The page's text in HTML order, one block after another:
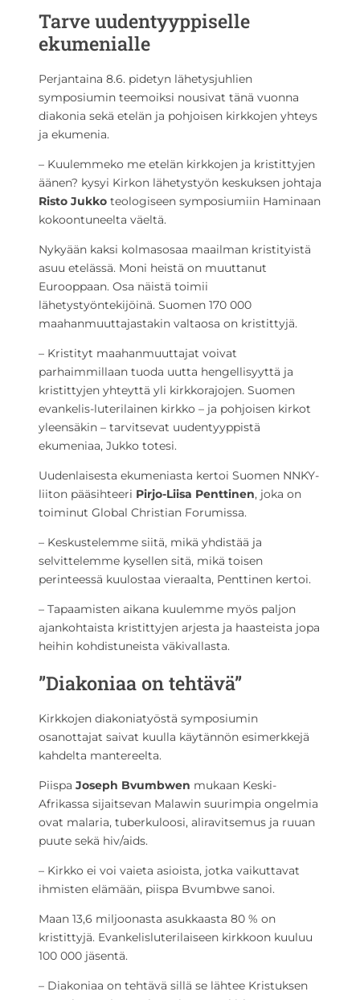
Tarve uudentyyppiselle
ekumenialle
Perjantaina 8.6. pidetyn lähetysjuhlien
symposiumin teemoiksi nousivat tänä vuonna
diakonia sekä etelän ja pohjoisen kirkkojen yhteys
ja ekumenia.
– Kuulemmeko me etelän kirkkojen ja kristittyjen
äänen? kysyi Kirkon lähetystyön keskuksen johtaja
Risto Jukko teologiseen symposiumiin Haminaan
kokoontuneelta väeltä.
Nykyään kaksi kolmasosaa maailman kristityistä
asuu etelässä. Moni heistä on muuttanut
Eurooppaan. Osa näistä toimii
lähetystyöntekijöinä. Suomen 170 000
maahanmuuttajastakin valtaosa on kristittyjä.
– Kristityt maahanmuuttajat voivat
parhaimmillaan tuoda uutta hengellisyyttä ja
kristittyjen yhteyttä yli kirkkorajojen. Suomen
evankelis-luterilainen kirkko – ja pohjoisen kirkot
yleensäkin – tarvitsevat uudentyyppistä
ekumeniaa, Jukko totesi.
Uudenlaisesta ekumeniasta kertoi Suomen NNKY-
liiton pääsihteeri Pirjo-Liisa Penttinen, joka on
toiminut Global Christian Forumissa.
– Keskustelemme siitä, mikä yhdistää ja
selvittelemme kysellen sitä, mikä toisen
perinteessä kuulostaa vieraalta, Penttinen kertoi.
– Tapaamisten aikana kuulemme myös paljon
ajankohtaista kristittyjen arjesta ja haasteista jopa
heihin kohdistuneista väkivallasta.
”Diakoniaa on tehtävä”
Kirkkojen diakoniatyöstä symposiumin
osanottajat saivat kuulla käytännön esimerkkejä
kahdelta mantereelta.
Piispa Joseph Bvumbwen mukaan Keski-
Afrikassa sijaitsevan Malawin suurimpia ongelmia
ovat malaria, tuberkuloosi, aliravitsemus ja ruuan
puute sekä hiv/aids.
– Kirkko ei voi vaieta asioista, jotka vaikuttavat
ihmisten elämään, piispa Bvumbwe sanoi.
Maan 13,6 miljoonasta asukkaasta 80 % on
kristittyjä. Evankelisluterilaiseen kirkkoon kuuluu
100 000 jäsentä.
– Diakoniaa on tehtävä sillä se lähtee Kristuksen